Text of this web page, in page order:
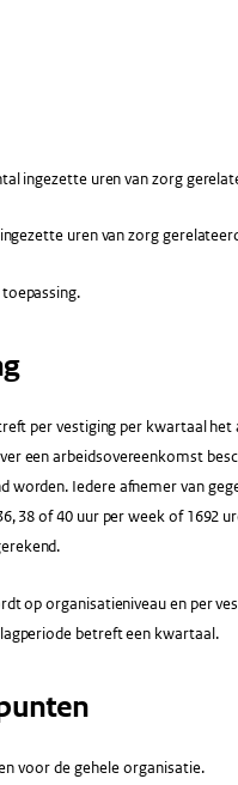
ingezette uren van zorg
uren van zorg
per vestiging per kwartaal
een arbeidsovereenkomst
worden. Iedere afnemer van
38 of 40 uur per week of 1692
op organisatieniveau en per
betreft een kwartaal.
voor de gehele organisatie.